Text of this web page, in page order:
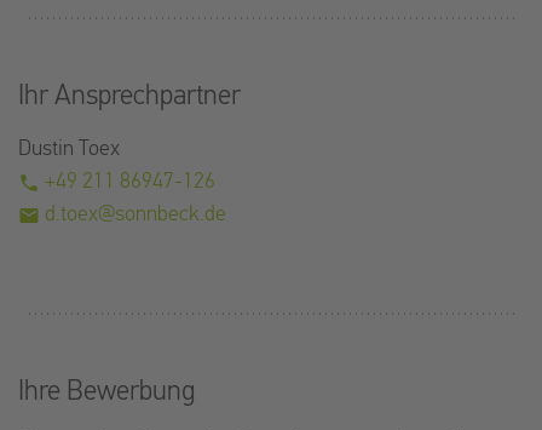
Ihr Ansprechpartner
Dustin Toex
phone +49 211 86947-126
mail d.toex@sonnbeck.de
Ihre Bewerbung